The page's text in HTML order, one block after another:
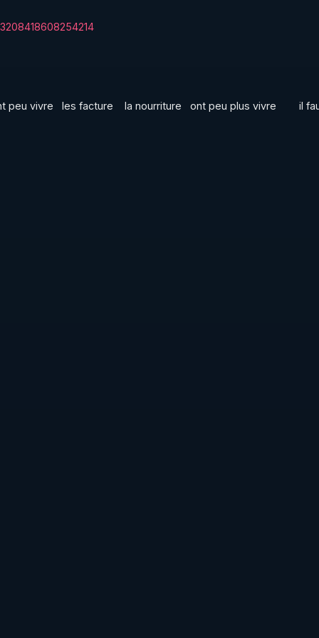
peu vivre   les facture    la nourriture   ont peu plus vivre        il